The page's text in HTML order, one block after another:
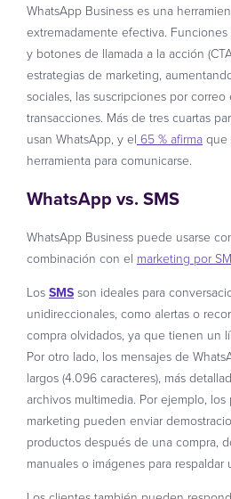
WhatsApp Business es una
extremadamente efectiva.
y botones de llamada a la acción
estrategias de marketing,
sociales, las suscripciones por
transacciones. Más de tres cuartas
usan WhatsApp, y el 65 % afirmaque
herramienta para comunicarse.
WhatsApp vs. SMS
WhatsApp Business puede usarse
combinación con el marketing por
LosSMSson ideales para
unidireccionales, como alertas o
compra olvidados, ya que tienen un
Por otro lado, los mensajes de
largos (4.096 caracteres), más
archivos multimedia. Por ejemplo,
marketing pueden enviar
productos después de una compra,
manuales o imágenes para respaldar